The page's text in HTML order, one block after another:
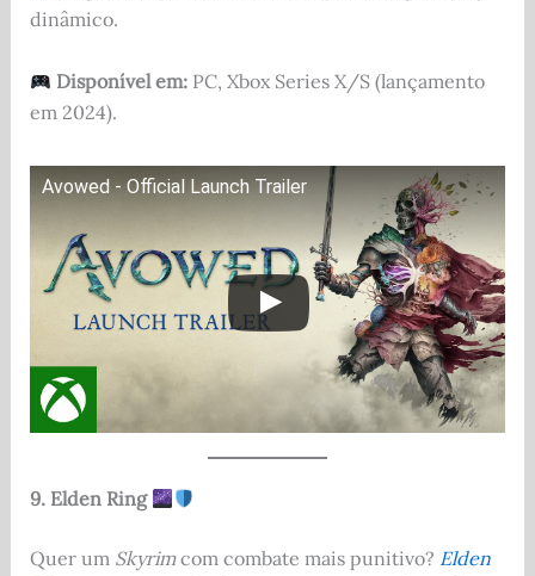
dinâmico.
Disponível em:PC, Xbox Series X/S (lançamento
em 2024).
Avowed - Official Launch Trailer
9. Elden Ring
Quer um Skyrimcom combate mais punitivo? Elden